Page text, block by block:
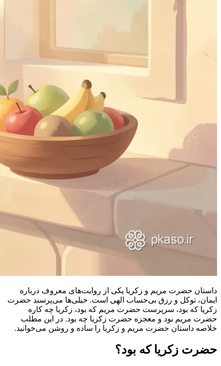
داستان حضرت مریم و زکریا یکی از روایت‌های معروف درباره
ایمان، توکل و رزق بی‌حساب الهی است. خیلی‌ها می‌پرسند حضرت
زکریا که بود، سرپرست حضرت مریم که بود، زکریا چه کاره
حضرت مریم بود و معجزه حضرت زکریا چه بود. در این مطلب
خلاصه داستان حضرت مریم و زکریا را ساده و روشن می‌خوانید.
حضرت زکریا که بود؟